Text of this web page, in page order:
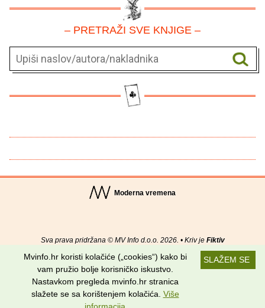
– PRETRAŽI SVE KNJIGE –
Moderna vremena
Sva prava pridržana © MV Info d.o.o. 2026. • Kriv je Fiktiv
Uvjeti korištenja RSS kanali
Potraži nas na:
SLAŽEM SE
Mvinfo.hr koristi kolačiće („cookies“) kako bi
vam pružio bolje korisničko iskustvo.
Nastavkom pregleda mvinfo.hr stranica
slažete se sa korištenjem kolačića. Više